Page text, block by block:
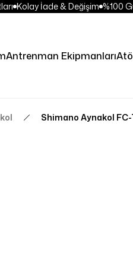
Kolay İade & Değişim %100
Antrenman Ekipmanları
Shimano Aynakol